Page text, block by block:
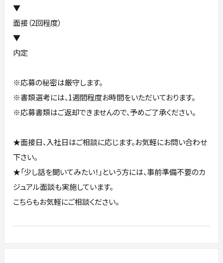
▼
面接（2回程度）
▼
内定
※応募の秘密は厳守します。
※書類選考には、1週間程度お時間をいただいております。
※応募書類はご返却できませんので、予めご了承ください。
★面接日、入社日はご相談に応じます。お気軽にお問い合わせ
下さい。
★「少し話を聞いてみたい！」という方には、事前準備不要のカ
ジュアル面談も実施しています。
こちらもお気軽にご相談ください。